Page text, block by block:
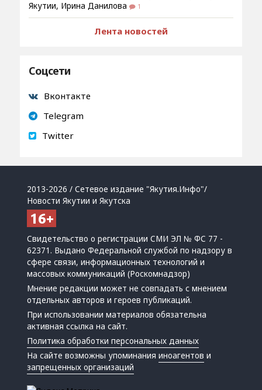
Якутии, Ирина Данилова
1
Лента новостей
Соцсети
Вконтакте
Telegram
Twitter
2013-2026 / Сетевое издание "Якутия.Инфо"/
Новости Якутии и Якутска
Свидетельство о регистрации СМИ ЭЛ № ФС 77 -
62371. Выдано Федеральной службой по надзору в
сфере связи, информационных технологий и
массовых коммуникаций (Роскомнадзор)
Мнение редакции может не совпадать с мнением
отдельных авторов и героев публикаций.
При использовании материалов обязательна
активная ссылка на сайт.
Политика обработки персональных данных
На сайте возможны упоминанияиноагентов и
запрещенных организаций